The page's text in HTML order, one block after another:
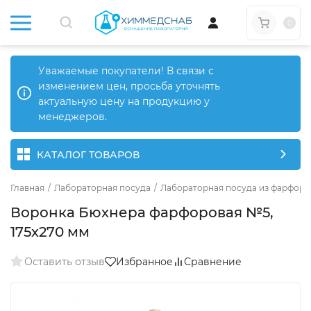
Уважаемые покупатели! В связи с
изменением цен, просьба уточнять
актуальную цену на продукцию у
менеджеров.
КАТАЛОГ ТОВАРОВ
Главная / Лабораторная посуда / Лабораторная посуда из фарфора
Воронка Бюхнера фарфоровая №5,
175х270 мм
Оставить отзыв Избранное Сравнение